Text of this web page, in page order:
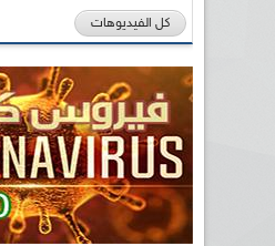
كل الفيديوهات